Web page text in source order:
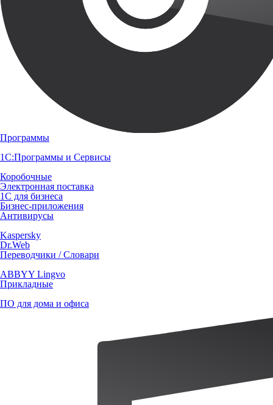
Программы
1С:Программы и Сервисы
Коробочные
Электронная поставка
1С для бизнеса
Бизнес-приложения
Антивирусы
Kaspersky
Dr.Web
Переводчики / Словари
ABBYY Lingvo
Прикладные
ПО для дома и офиса